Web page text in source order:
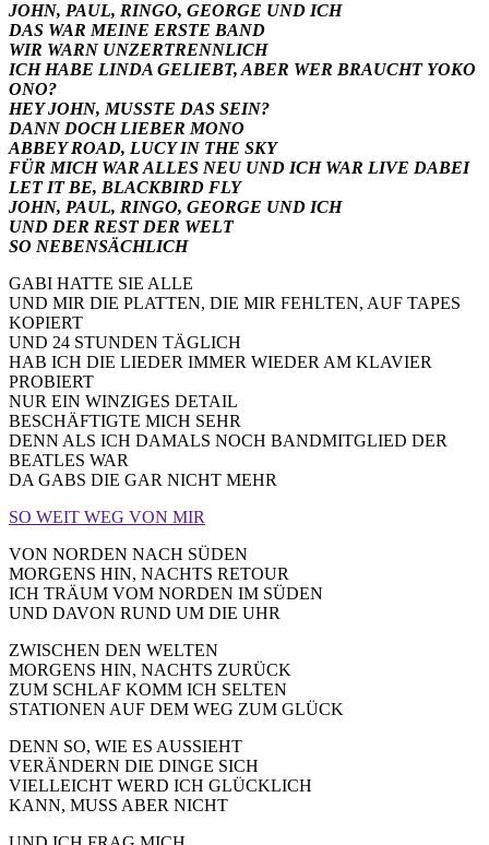
JOHN, PAUL, RINGO, GEORGE UND ICH
DAS WAR MEINE ERSTE BAND
WIR WARN UNZERTRENNLICH
ICH HABE LINDA GELIEBT, ABER WER BRAUCHT YOKO
ONO?
HEY JOHN, MUSSTE DAS SEIN?
DANN DOCH LIEBER MONO
ABBEY ROAD, LUCY IN THE SKY
FÜR MICH WAR ALLES NEU UND ICH WAR LIVE DABEI
LET IT BE, BLACKBIRD FLY
JOHN, PAUL, RINGO, GEORGE UND ICH
UND DER REST DER WELT
SO NEBENSÄCHLICH
GABI HATTE SIE ALLE
UND MIR DIE PLATTEN, DIE MIR FEHLTEN, AUF TAPES
KOPIERT
UND 24 STUNDEN TÄGLICH
HAB ICH DIE LIEDER IMMER WIEDER AM KLAVIER
PROBIERT
NUR EIN WINZIGES DETAIL
BESCHÄFTIGTE MICH SEHR
DENN ALS ICH DAMALS NOCH BANDMITGLIED DER
BEATLES WAR
DA GABS DIE GAR NICHT MEHR
SO WEIT WEG VON MIR
VON NORDEN NACH SÜDEN
MORGENS HIN, NACHTS RETOUR
ICH TRÄUM VOM NORDEN IM SÜDEN
UND DAVON RUND UM DIE UHR
ZWISCHEN DEN WELTEN
MORGENS HIN, NACHTS ZURÜCK
ZUM SCHLAF KOMM ICH SELTEN
STATIONEN AUF DEM WEG ZUM GLÜCK
DENN SO, WIE ES AUSSIEHT
VERÄNDERN DIE DINGE SICH
VIELLEICHT WERD ICH GLÜCKLICH
KANN, MUSS ABER NICHT